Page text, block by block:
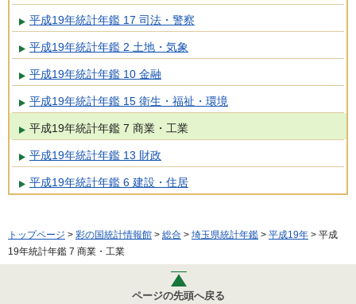
平成19年統計年鑑 17 司法・警察
平成19年統計年鑑 2 土地・気象
平成19年統計年鑑 10 金融
平成19年統計年鑑 15 衛生・福祉・環境
平成19年統計年鑑 7 商業・工業
平成19年統計年鑑 13 財政
平成19年統計年鑑 6 建設・住居
トップページ > 彩の国統計情報館 > 総合 > 埼玉県統計年鑑 > 平成19年 > 平成
19年統計年鑑 7 商業・工業
ページの先頭へ戻る